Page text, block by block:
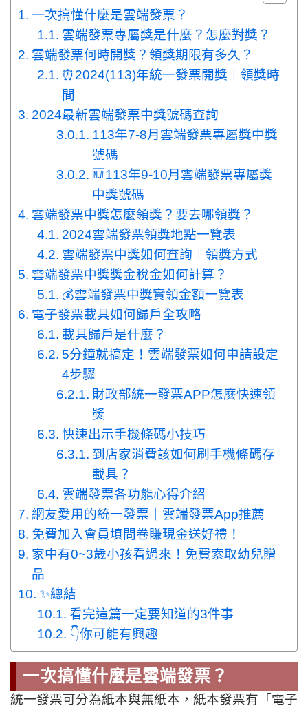
一次搞懂什麼是雲端發票？
雲端發票專屬獎是什麼？怎麼對獎？
雲端發票何時開獎？領獎期限有多久？
⏰2024(113)年統一發票開獎｜領獎時
間
2024最新雲端發票中獎號碼查詢
113年7-8月雲端發票專屬獎中獎
號碼
🆕113年9-10月雲端發票專屬獎
中獎號碼
雲端發票中獎怎麼領獎？要去哪領獎？
2024雲端發票領獎地點一覽表
雲端發票中獎如何查詢｜領獎方式
雲端發票中獎獎金稅金如何計算？
💰雲端發票中獎實領金額一覽表
電子發票載具如何歸戶全攻略
載具歸戶是什麼？
5分鐘就搞定！雲端發票如何申請設定
4步驟
財政部統一發票APP怎麼快速領
獎
快速出示手機條碼小技巧
到店家消費該如何刷手機條碼存
載具？
雲端發票各功能心得介紹
網友愛用的統一發票｜雲端發票App推薦
免費加入會員填問卷賺現金送好禮！
家中有0~3歲小孩看過來！免費索取幼兒贈
品
✨總結
看完這篇一定要知道的3件事
👇你可能有興趣
一次搞懂什麼是雲端發票？
統一發票可分為紙本與無紙本，紙本發票有「電子